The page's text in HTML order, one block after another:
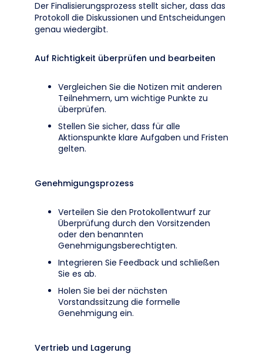
Der Finalisierungsprozess stellt sicher, dass das
Protokoll die Diskussionen und Entscheidungen
genau wiedergibt.
Auf Richtigkeit überprüfen und bearbeiten
Vergleichen Sie die Notizen mit anderen
Teilnehmern, um wichtige Punkte zu
überprüfen.
Stellen Sie sicher, dass für alle
Aktionspunkte klare Aufgaben und Fristen
gelten.
Genehmigungsprozess
Verteilen Sie den Protokollentwurf zur
Überprüfung durch den Vorsitzenden
oder den benannten
Genehmigungsberechtigten.
Integrieren Sie Feedback und schließen
Sie es ab.
Holen Sie bei der nächsten
Vorstandssitzung die formelle
Genehmigung ein.
Vertrieb und Lagerung